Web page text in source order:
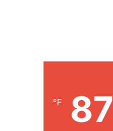
87
℉